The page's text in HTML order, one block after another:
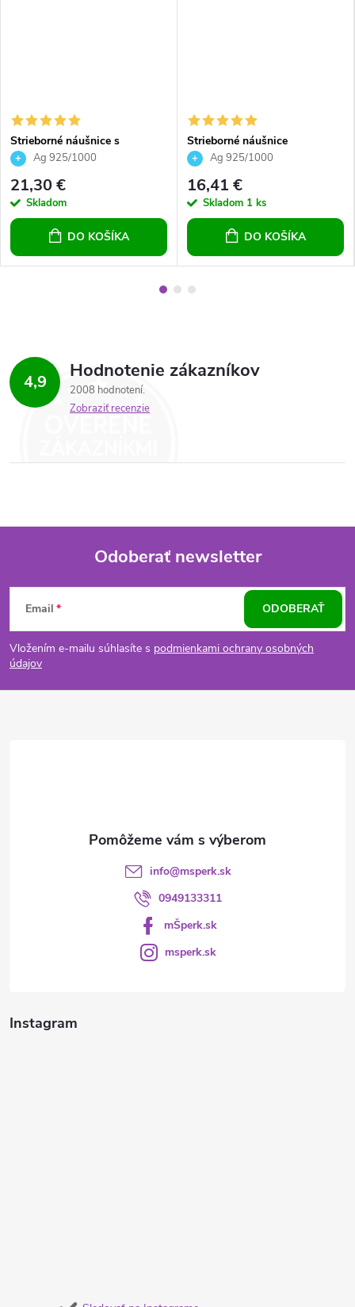
Strieborné náušnice s
trojuholníkom Crystals
Ag 925/1000
21,30 €
Skladom
DO KOŠÍKA
Strieborné náušnice
trojuholníky Crystal Aurore
Ag 925/1000
16,41 €
Skladom 1 ks
DO KOŠÍKA
4,9 Hodnotenie zákazníkov
2008 hodnotení
Zobraziť recenzie
Z
á
p
Odoberať newsletter
Email
Vložením e-mailu súhlasíte s podmienkami ochrany osobných
údajov
ODOBERAŤ
Instagram
info@msperk.sk
0949133311
mŠperk.sk
msperk.sk